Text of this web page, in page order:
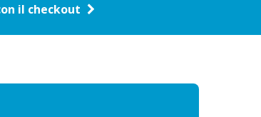
il checkout